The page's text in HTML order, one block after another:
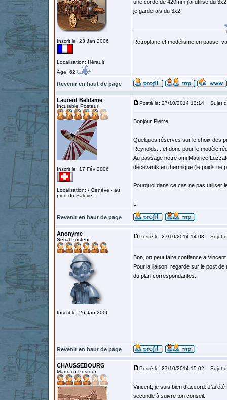
Inscrit le: 23 Jan 2006
Localisation: Hérault
Âge: 62
une corde de 420mm j'ai utilisé du
je garderais du 3x2.
Retroplane et modélisme en pause,
Revenir en haut de page
Laurent Beldame
Incurable Posteur
Inscrit le: 17 Fév 2006
Localisation: - Genève - au
pied du Salève -
Posté le: 27/10/2014 13:14 Sujet
Bonjour Pierre
Quelques réserves sur le choix des
Reynolds....et donc pour le modèle
Au passage notre ami Maurice
décevants en thermique (le poids ne
Pourquoi dans ce cas ne pas utiliser
L
Revenir en haut de page
Anonyme
Serial Posteur
Inscrit le: 26 Jan 2006
Posté le: 27/10/2014 14:08 Sujet
Bon, on peut faire confiance à
Pour la liaison, regarde sur le post
du plan correspondantes.
Revenir en haut de page
CHAUSSEBOURG
Maniaco Posteur
Posté le: 27/10/2014 15:02 Sujet
Vincent, je suis bien d'accord. J'ai
seconde à suivre ton conseil.